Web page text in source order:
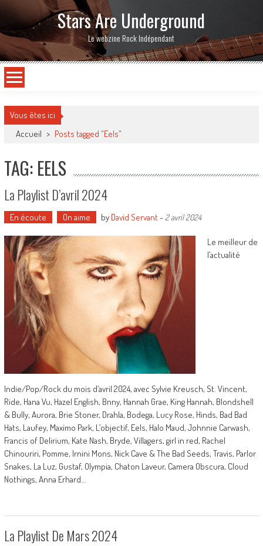
Stars Are Underground
Le webzine Rock Indépendant
Vous êtes ici
Accueil > Posts tagged "Eels"
TAG: EELS
La Playlist D’avril 2024
En écoute On aime by David Servant- 2 avril 2024
Le meilleur de
l’actualité
Indie/Pop/Rock du mois d’avril 2024, avec Sylvie Kreusch, St. Vincent,
Ride, Hana Vu, Hazel English, Bnny, Hannah Grae, King Hannah, Blondshell
& Bully, Aurora, Brie Stoner, Drahla, Bodega, Lucy Rose, Hinds, Bad Bad
Hats, Laufey, Maxïmo Park, L’objectif, Eels, Halo Maud, Johnnie Carwash,
Francis of Delirium, Kate Nash, Bryde, Villagers, girl in red, Rachel
Chinouriri, Pomme, Irnini Mons, Nick Cave & The Bad Seeds, Travis, Parlor
Snakes, La Luz, Gustaf, Olympia, Chaton Laveur, Camera Obscura, Cloud
Nothings, Anna Erhard…
La Playlist De Mars 2024